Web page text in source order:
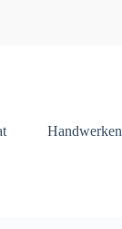
Handwerken